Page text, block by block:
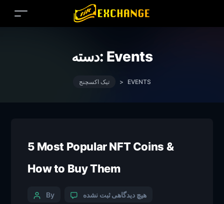
دسته: Events
تیک اکسچنج > EVENTS
5 Most Popular NFT Coins &
How to Buy Them
By هیچ دیدگاهیثبت نشده